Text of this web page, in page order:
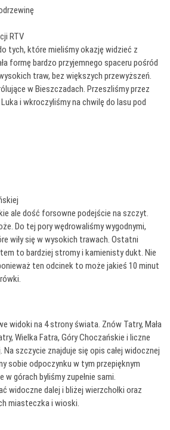
RTV
tych, które mieliśmy okazję widzieć z
formę bardzo przyjemnego spaceru pośród
traw, bez większych przewyższeń.
w Bieszczadach. Przeszliśmy przez
i wkroczyliśmy na chwilę do lasu pod
ale dość forsowne podejście na szczyt.
Do tej pory wędrowaliśmy wygodnymi,
wiły się w wysokich trawach. Ostatni
to bardziej stromy i kamienisty dukt. Nie
ten odcinek to może jakieś 10 minut
widoki na 4 strony świata. Znów Tatry, Mała
Wielka Fatra, Góry Choczańskie i liczne
szczycie znajduje się opis całej widocznej
sobie odpoczynku w tym przepięknym
górach byliśmy zupełnie sami.
widoczne dalej i bliżej wierzchołki oraz
miasteczka i wioski.